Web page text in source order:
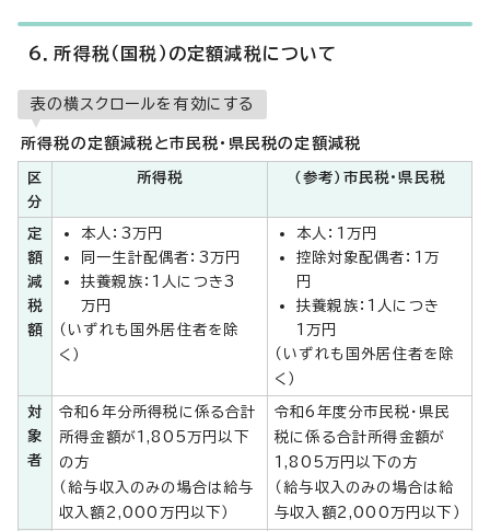
6．所得税（国税）の定額減税について
表の横スクロールを有効にする
所得税の定額減税と市民税・県民税の定額減税
区
分
所得税 （参考）市民税・県民税
定
額
減
税
額
本人：3万円
同一生計配偶者：3万円
扶養親族：1人につき3
万円
（いずれも国外居住者を除
く）
本人：1万円
控除対象配偶者：1万
円
扶養親族：1人につき
1万円
（いずれも国外居住者を除
く）
対
象
者
令和6年分所得税に係る合計
所得金額が1,805万円以下
の方
（給与収入のみの場合は給与
収入額2,000万円以下）
令和6年度分市民税・県民
税に係る合計所得金額が
1,805万円以下の方
（給与収入のみの場合は給
与収入額2,000万円以下）